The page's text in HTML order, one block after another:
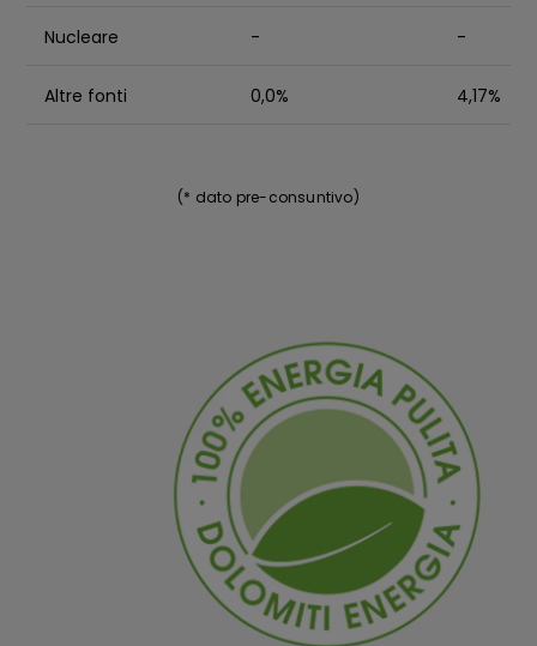
Nucleare - -
Altre fonti 0,0% 4,17%
(* dato pre-consuntivo)